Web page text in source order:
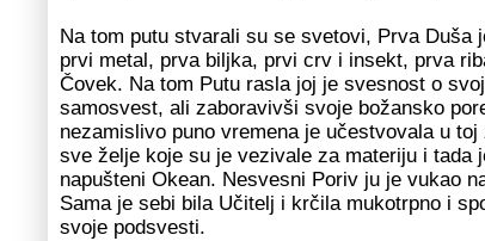
Na tom putu stvarali su se svetovi, Prva Duša
prvi metal, prva biljka, prvi crv i insekt, prva
Čovek. Na tom Putu rasla joj je svesnost o
samosvest, ali zaboravivši svoje božansko
nezamislivo puno vremena je učestvovala u
sve želje koje su je vezivale za materiju i tada
napušteni Okean. Nesvesni Poriv ju je vukao
Sama je sebi bila Učitelj i krčila mukotrpno i
svoje podsvesti.